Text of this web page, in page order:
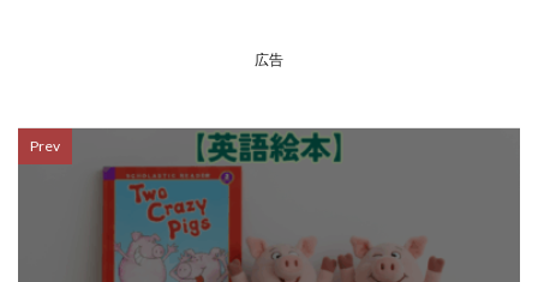
広告
Prev